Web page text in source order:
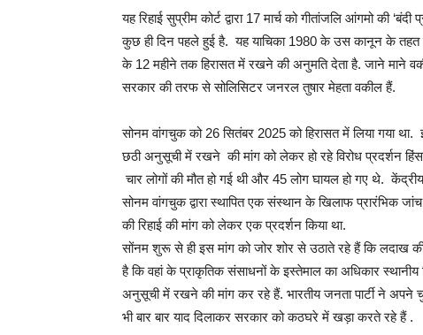
यह रिहाई सुप्रीम कोर्ट द्वारा 17 मार्च को गीतांजलि आंगमो की ‘बंदी
कुछ ही दिन पहले हुई है. यह याचिका 1980 के उस कानून के तहत
के 12 महीने तक हिरासत में रखने की अनुमति देता है. जाने माने
सरकार की तरफ से सोलिसिटर जनरल तुषार मेहता वकील हैं.
सोनम वांगचुक को 26 सितंबर 2025 को हिरासत में लिया गया
छठी अनुसूची में रखने की मांग को लेकर हो रहे विरोध प्रदर्शन
चार लोगों की मौत हो गई थी और 45 लोग घायल हो गए थे.
सोनम वांगचुक द्वारा स्थापित एक संस्थान के खिलाफ प्रारंभिक
की रिहाई की मांग को लेकर एक प्रदर्शन किया था.
सोंनम शुरू से ही इस मांग को जोर शोर से उठाते रहे हैं कि लदाख
है कि वहां के प्राकृतिक संसाधनों के इस्तेमाल का अधिकार
अनुसूची में रखने की मांग कर रहे हैं. भारतीय जनता पार्टी ने अपने
भी बार बार याद दिलाकर सरकार को कठघरे में खड़ा करते रहे हैं .